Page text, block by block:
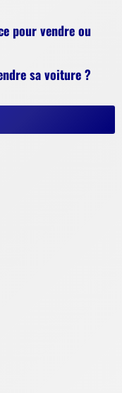
pour vendre ou
sa voiture ?